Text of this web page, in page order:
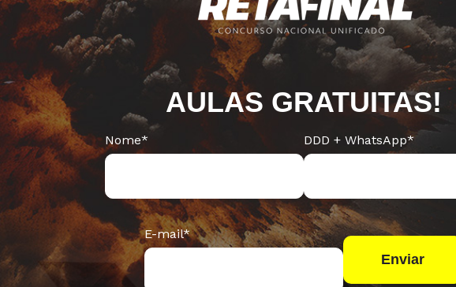
AULAS GRATUITAS!
Nome* DDD + WhatsApp*
E-mail*